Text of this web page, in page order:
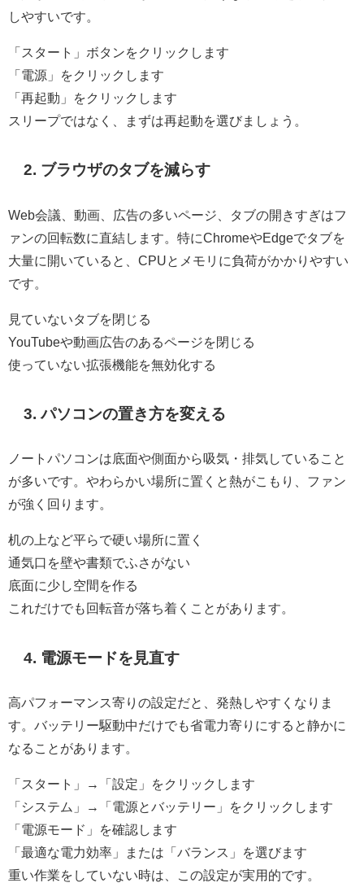
しやすいです。
「スタート」ボタンをクリックします
「電源」をクリックします
「再起動」をクリックします
スリープではなく、まずは再起動を選びましょう。
2. ブラウザのタブを減らす
Web会議、動画、広告の多いページ、タブの開きすぎはフ
ァンの回転数に直結します。特にChromeやEdgeでタブを
大量に開いていると、CPUとメモリに負荷がかかりやすい
です。
見ていないタブを閉じる
YouTubeや動画広告のあるページを閉じる
使っていない拡張機能を無効化する
3. パソコンの置き方を変える
ノートパソコンは底面や側面から吸気・排気していること
が多いです。やわらかい場所に置くと熱がこもり、ファン
が強く回ります。
机の上など平らで硬い場所に置く
通気口を壁や書類でふさがない
底面に少し空間を作る
これだけでも回転音が落ち着くことがあります。
4. 電源モードを見直す
高パフォーマンス寄りの設定だと、発熱しやすくなりま
す。バッテリー駆動中だけでも省電力寄りにすると静かに
なることがあります。
「スタート」→「設定」をクリックします
「システム」→「電源とバッテリー」をクリックします
「電源モード」を確認します
「最適な電力効率」または「バランス」を選びます
重い作業をしていない時は、この設定が実用的です。